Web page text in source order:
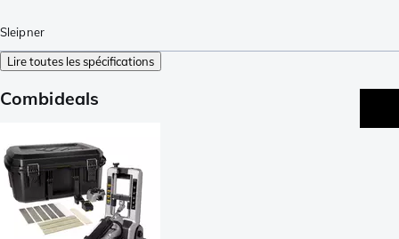
Sleipner
Lire toutes les spécifications
Combideals